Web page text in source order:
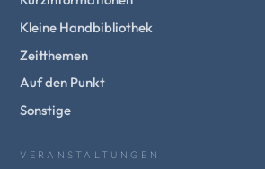
Kleine Handbibliothek
Zeitthemen
Auf den Punkt
Sonstige
VERANSTALTUNGEN